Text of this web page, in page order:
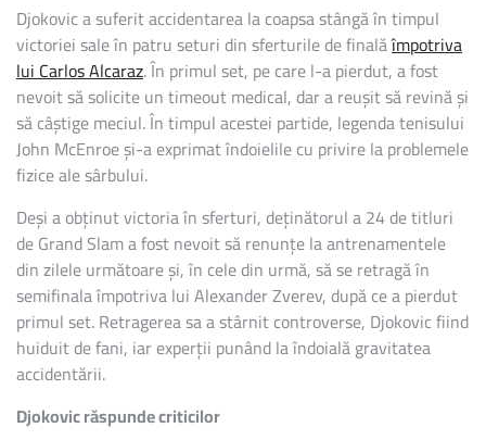
Djokovic a suferit accidentarea la coapsa stângă în timpul
victoriei sale în patru seturi din sferturile de finalăîmpotriva
lui Carlos Alcaraz. În primul set, pe care l-a pierdut, a fost
nevoit să solicite un timeout medical, dar a reușit să revină și
să câștige meciul. În timpul acestei partide, legenda tenisului
John McEnroe și-a exprimat îndoielile cu privire la problemele
fizice ale sârbului.
Deși a obținut victoria în sferturi, deținătorul a 24 de titluri
de Grand Slam a fost nevoit să renunțe la antrenamentele
din zilele următoare și, în cele din urmă, să se retragă în
semifinala împotriva lui Alexander Zverev, după ce a pierdut
primul set. Retragerea sa a stârnit controverse, Djokovic fiind
huiduit de fani, iar experții punând la îndoială gravitatea
accidentării.
Djokovic răspunde criticilor